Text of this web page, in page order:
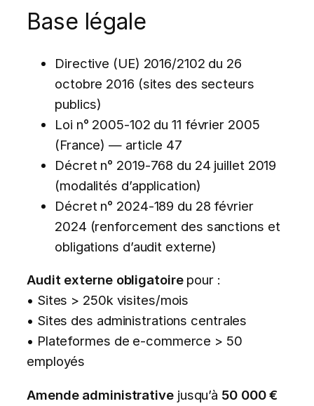
Base légale
Directive (UE) 2016/2102 du 26
octobre 2016 (sites des secteurs
publics)
Loi n° 2005-102 du 11 février 2005
(France) — article 47
Décret n° 2019-768 du 24 juillet 2019
(modalités d’application)
Décret n° 2024-189 du 28 février
2024 (renforcement des sanctions et
obligations d’audit externe)
Audit externe obligatoirepour :
• Sites > 250k visites/mois
• Sites des administrations centrales
• Plateformes de e-commerce > 50
employés
Amende administrativejusqu’à 50 000 €